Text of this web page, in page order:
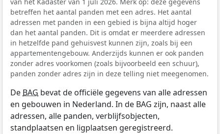
van het Kadaster van 1 juli 2026. Merk op: deze gegevens
betreffen het aantal panden met een adres. Het aantal
adressen met panden in een gebied is bijna altijd hoger
dan het aantal panden. Dit is omdat er meerdere adressen
in hetzelfde pand gehuisvest kunnen zijn, zoals bij een
appartementengebouw. Anderzijds kunnen er ook panden
zonder adres voorkomen (zoals bijvoorbeeld een schuur),
panden zonder adres zijn in deze telling niet meegenomen.
De BAG bevat de officiële gegevens van alle adressen
en gebouwen in Nederland. In de BAG zijn, naast alle
adressen, alle panden, verblijfsobjecten,
standplaatsen en ligplaatsen geregistreerd.